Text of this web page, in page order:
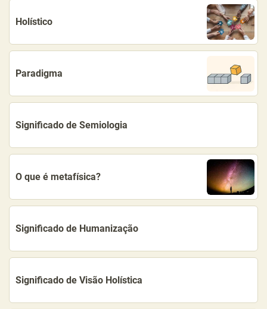
Holístico
Paradigma
Significado de Semiologia
O que é metafísica?
Significado de Humanização
Significado de Visão Holística